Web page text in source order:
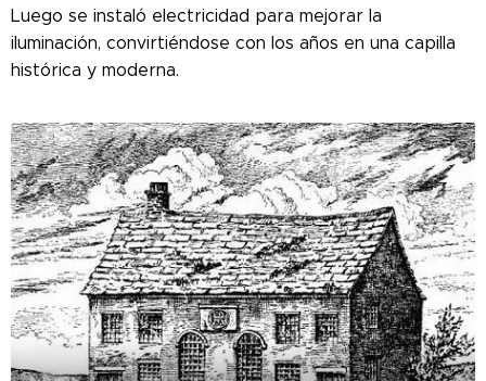
Luego se instaló electricidad para mejorar la
iluminación, convirtiéndose con los años en una capilla
histórica y moderna.